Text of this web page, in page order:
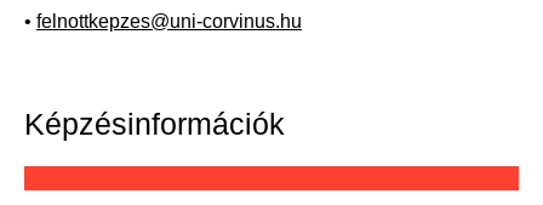
• felnottkepzes@uni-corvinus.hu
Képzésinformációk